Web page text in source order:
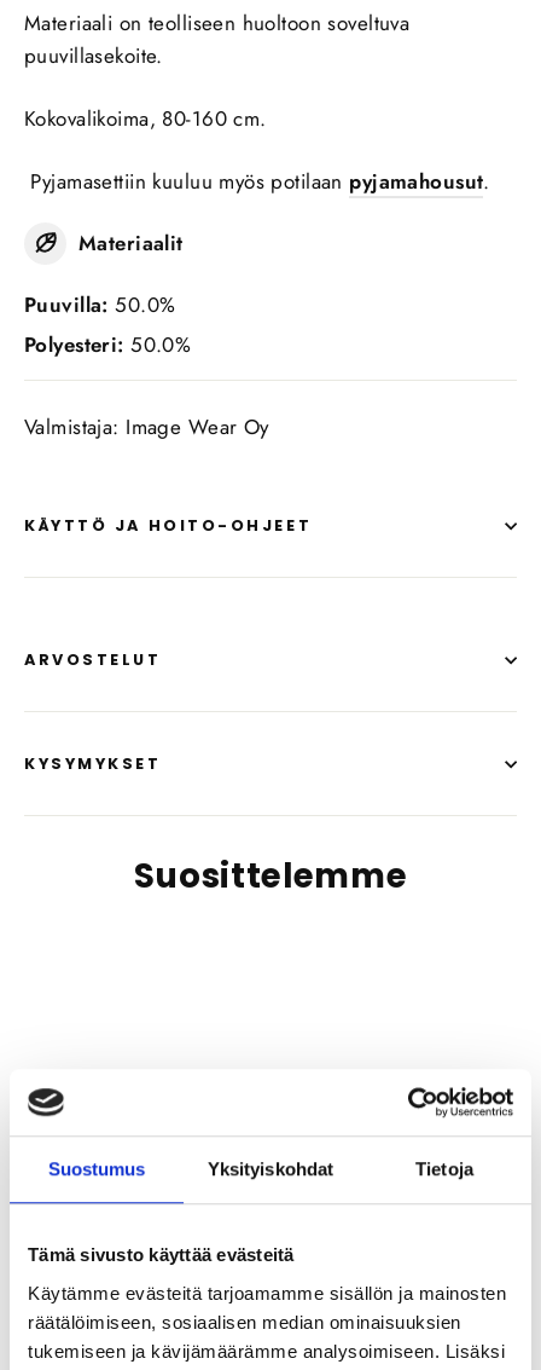
Suostumus Yksityiskohdat Tietoja
Tämä sivusto käyttää evästeitä
Käytämme evästeitä tarjoamamme sisällön ja mainosten
räätälöimiseen, sosiaalisen median ominaisuuksien
tukemiseen ja kävijämäärämme analysoimiseen. Lisäksi
Materiaali on teolliseen huoltoon soveltuva
puuvillasekoite.
Kokovalikoima, 80-160 cm.
Pyjamasettiin kuuluu myös potilaan pyjamahousut.
Materiaalit
Puuvilla:50.0%
Polyesteri:50.0%
Valmistaja: Image Wear Oy
KÄYTTÖ JA HOITO-OHJEET
ARVOSTELUT
KYSYMYKSET
Suosittelemme